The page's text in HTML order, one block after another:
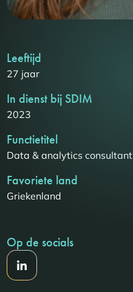
Leeftijd
27 jaar
In dienst bij SDIM
2023
Functietitel
Data & analytics consultant
Favoriete land
Griekenland
Op de socials